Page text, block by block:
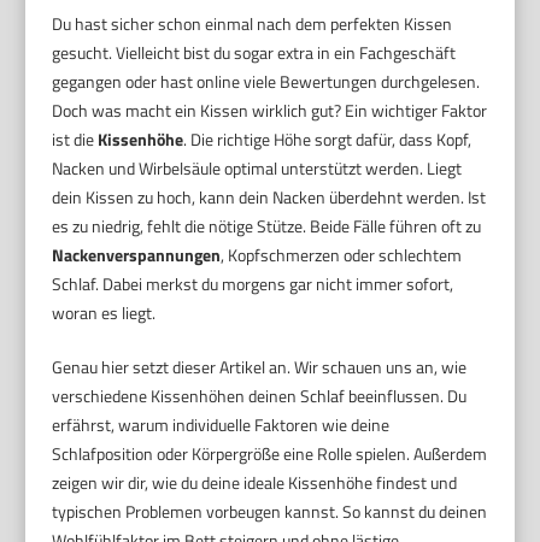
Du hast sicher schon einmal nach dem perfekten Kissen
gesucht. Vielleicht bist du sogar extra in ein Fachgeschäft
gegangen oder hast online viele Bewertungen durchgelesen.
Doch was macht ein Kissen wirklich gut? Ein wichtiger Faktor
ist dieKissenhöhe. Die richtige Höhe sorgt dafür, dass Kopf,
Nacken und Wirbelsäule optimal unterstützt werden. Liegt
dein Kissen zu hoch, kann dein Nacken überdehnt werden. Ist
es zu niedrig, fehlt die nötige Stütze. Beide Fälle führen oft zu
Nackenverspannungen, Kopfschmerzen oder schlechtem
Schlaf. Dabei merkst du morgens gar nicht immer sofort,
woran es liegt.
Genau hier setzt dieser Artikel an. Wir schauen uns an, wie
verschiedene Kissenhöhen deinen Schlaf beeinflussen. Du
erfährst, warum individuelle Faktoren wie deine
Schlafposition oder Körpergröße eine Rolle spielen. Außerdem
zeigen wir dir, wie du deine ideale Kissenhöhe findest und
typischen Problemen vorbeugen kannst. So kannst du deinen